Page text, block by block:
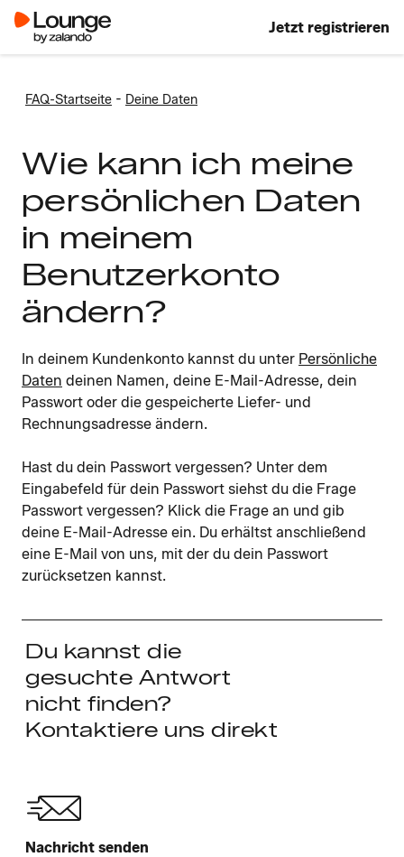
Jetzt registrieren
FAQ-Startseite - Deine Daten
Wie kann ich meine
persönlichen Daten
in meinem
Benutzerkonto
ändern?
In deinem Kundenkonto kannst du unter Persönliche
Daten deinen Namen, deine E-Mail-Adresse, dein
Passwort oder die gespeicherte Liefer- und
Rechnungsadresse ändern.
Hast du dein Passwort vergessen? Unter dem
Eingabefeld für dein Passwort siehst du die Frage
Passwort vergessen? Klick die Frage an und gib
deine E-Mail-Adresse ein. Du erhältst anschließend
eine E-Mail von uns, mit der du dein Passwort
zurücksetzen kannst.
Du kannst die
gesuchte Antwort
nicht finden?
Kontaktiere uns direkt
Nachricht senden